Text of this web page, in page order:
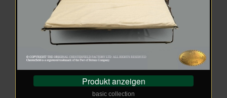
Produkt anzeigen
basic collection